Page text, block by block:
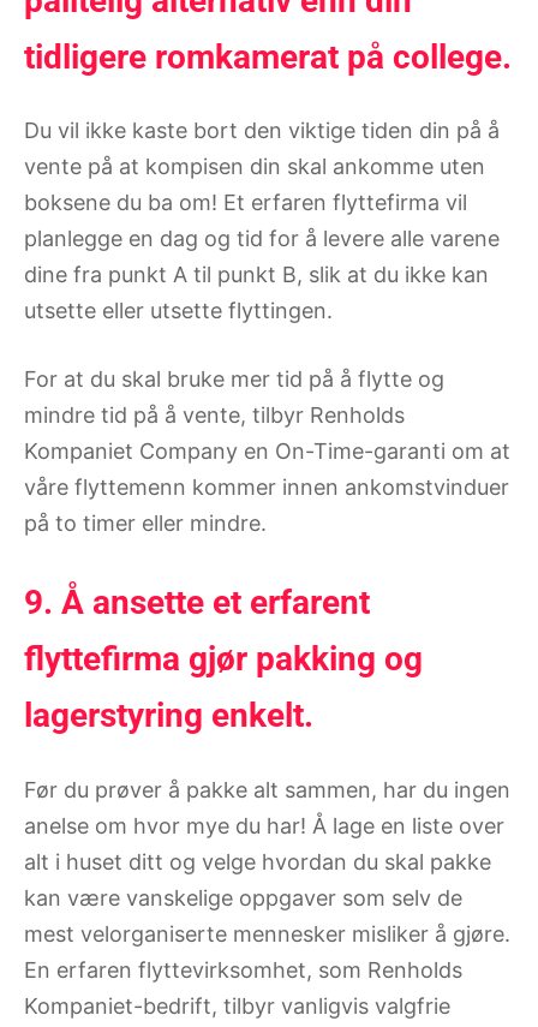
tidligere romkamerat på college.
Du vil ikke kaste bort den viktige tiden din på å
vente på at kompisen din skal ankomme uten
boksene du ba om! Et erfaren flyttefirma vil
planlegge en dag og tid for å levere alle varene
dine fra punkt A til punkt B, slik at du ikke kan
utsette eller utsette flyttingen.
For at du skal bruke mer tid på å flytte og
mindre tid på å vente, tilbyr Renholds
Kompaniet Company en On-Time-garanti om at
våre flyttemenn kommer innen ankomstvinduer
på to timer eller mindre.
9. Å ansette et erfarent
flyttefirma gjør pakking og
lagerstyring enkelt.
Før du prøver å pakke alt sammen, har du ingen
anelse om hvor mye du har! Å lage en liste over
alt i huset ditt og velge hvordan du skal pakke
kan være vanskelige oppgaver som selv de
mest velorganiserte mennesker misliker å gjøre.
En erfaren flyttevirksomhet, som Renholds
Kompaniet-bedrift, tilbyr vanligvis valgfrie